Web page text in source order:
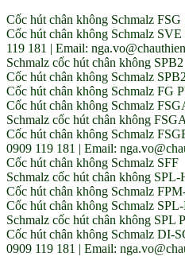
Cốc hút chân không Schmalz
Cốc hút chân không Schmalz
119 181 | Email:
Schmalz cốc hút chân không SPB2
Cốc hút chân không Schmalz
Cốc hút chân không Schmalz FG
Cốc hút chân không Schmalz
Schmalz cốc hút chân không
Cốc hút chân không Schmalz
0909 119 181 | Email:
Cốc hút chân không Schmalz SFF
Schmalz cốc hút chân không SPL-
Cốc hút chân không Schmalz
Cốc hút chân không Schmalz
Schmalz cốc hút chân không SPL
Cốc hút chân không Schmalz DI-
0909 119 181 | Email: